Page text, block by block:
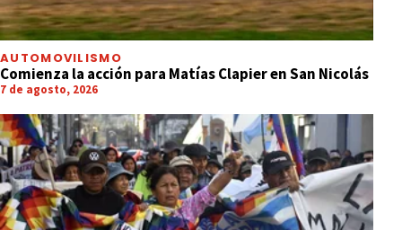
AUTOMOVILISMO
Comienza la acción para Matías Clapier en San Nicolás
7 de agosto, 2026